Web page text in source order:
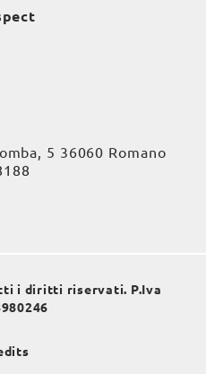
5 36060 Romano
i diritti riservati. P.Iva